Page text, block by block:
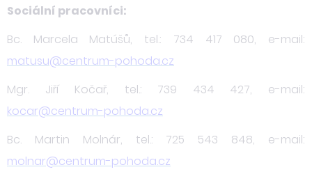
Sociální pracovníci:
Bc. Marcela Matúšů, tel.: 734 417 080, e-mail:
matusu@centrum-pohoda.cz
Mgr. Jiří Kočař, tel.: 739 434 427, e-mail:
kocar@centrum-pohoda.cz
Bc. Martin Molnár, tel.: 725 543 848, e-mail:
molnar@centrum-pohoda.cz